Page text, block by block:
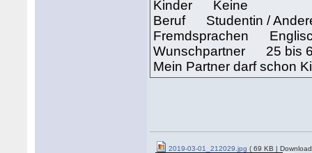
Kinder Keine
Beruf Studentin /
Fremdsprachen
Wunschpartner 25 bis
Mein Partner darf schon
2019-03-01_212029.jpg ( 69 KB |